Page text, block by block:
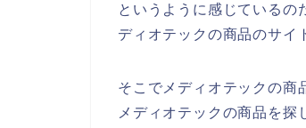
というように感じているの
ディオテックの商品のサイ
そこでメディオテックの商
メディオテックの商品を